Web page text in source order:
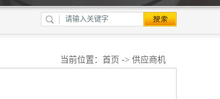
当前位置： 首页 -> 供应商机